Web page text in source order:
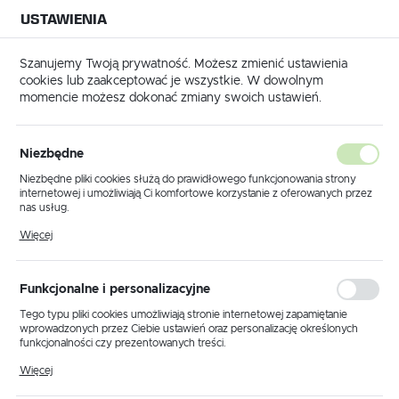
Tynkowanie Odzież tynkarska Spodnie tynkarskie
Spodnie tynkarskie
Spodnie tynkarskie w ofercie
BMB Technologie
kompleksowym zaopatrzeniem klienta w zakresie
materiałów tynkarskich, posadzkarskich czy budowlanych. W
swojej ofercie posiadamy również spodnie tynkarskie
zapewniające najwyższy komfort podczas wykonywania
czynności związanych z tynkowaniem.
USTAWIENIA
Szanujemy Twoją prywatność. Możesz zmienić ustawienia
cookies lub zaakceptować je wszystkie. W dowolnym
momencie możesz dokonać zmiany swoich ustawień.
Niezbędne
Niezbędne pliki cookies służą do prawidłowego funkcjonowania strony
internetowej i umożliwiają Ci komfortowe korzystanie z oferowanych przez
nas usług.
m.in. dostosowania Twoich ustawień preferencji prywatności, logowania czy
Więcej
Funkcjonalne i personalizacyjne
Tego typu pliki cookies umożliwiają stronie internetowej zapamiętanie
wprowadzonych przez Ciebie ustawień oraz personalizację określonych
funkcjonalności czy prezentowanych treści.
korzystania z funkcjonalności naszej strony poprzez dopasowanie jej do
Więcej
USTAWIENIA REGIONALNE
Lokalizacja
Polska
Waluta